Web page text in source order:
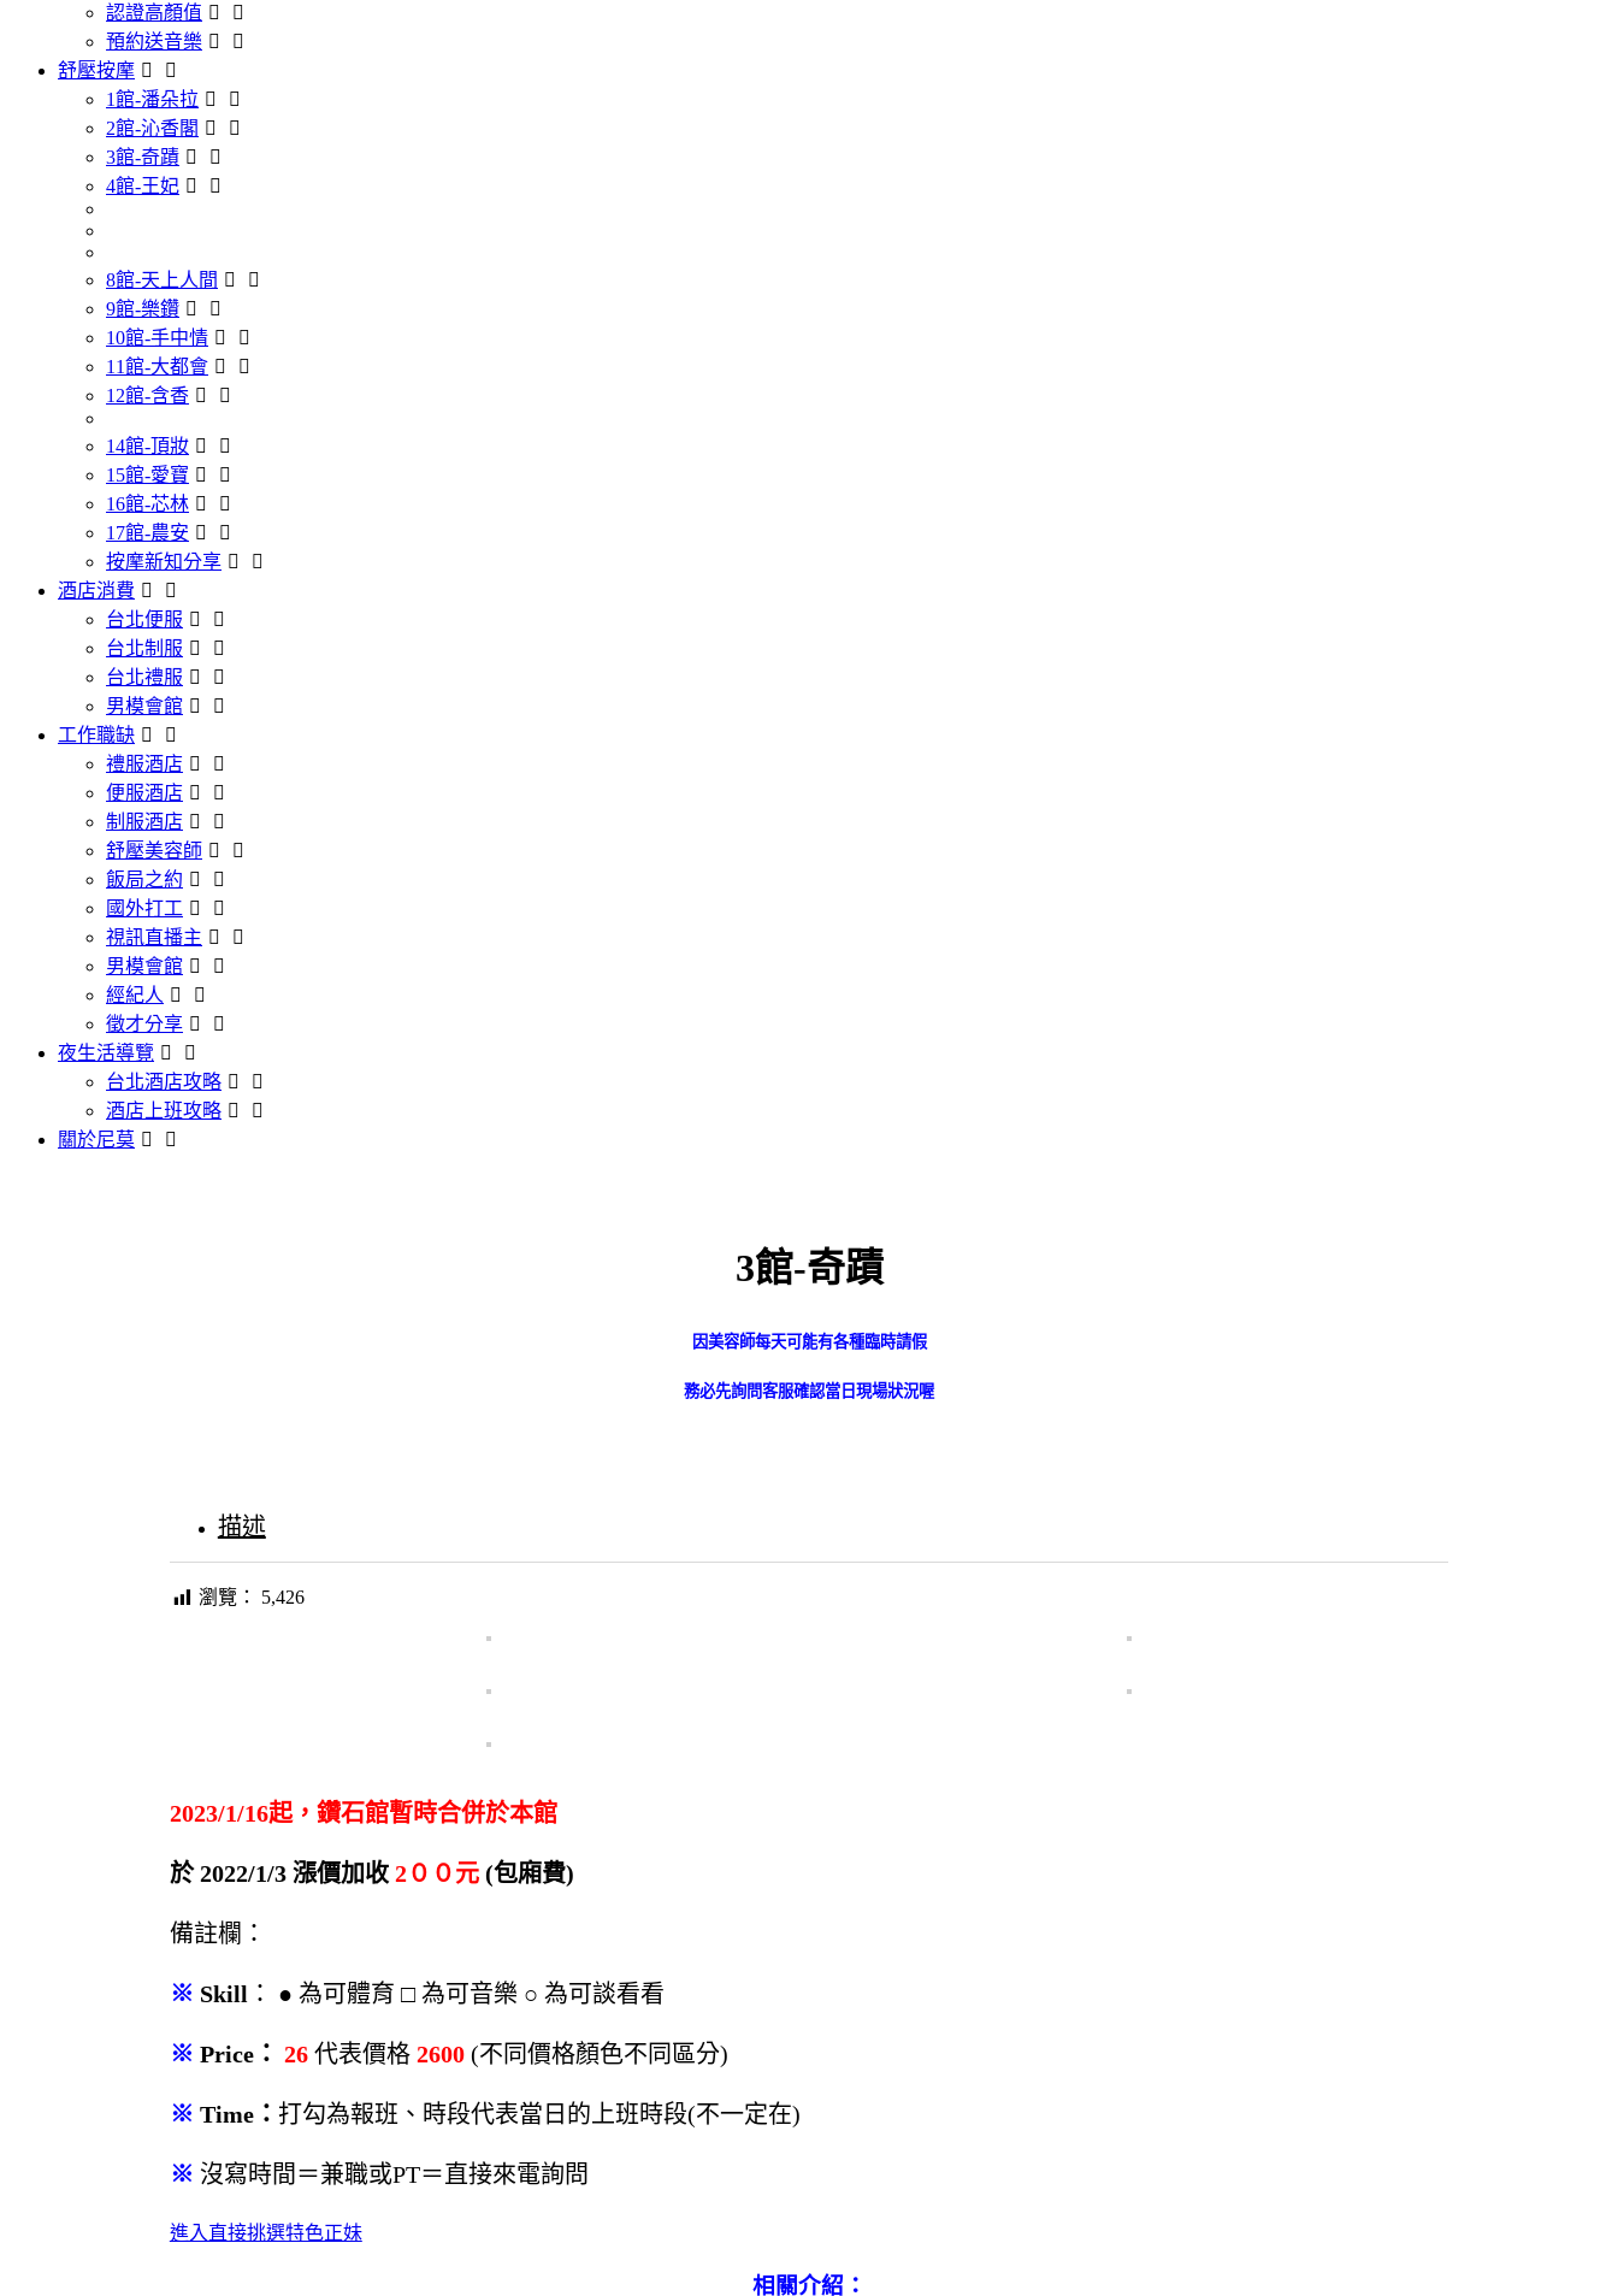
認證高顏值
預約送音樂
舒壓按摩
1館-潘朵拉
2館-沁香閣
3館-奇蹟
4館-王妃
8館-天上人間
9館-樂鑽
10館-手中情
11館-大都會
12館-含香
14館-頂妝
15館-愛寶
16館-芯林
17館-農安
按摩新知分享
酒店消費
台北便服
台北制服
台北禮服
男模會館
工作職缺
禮服酒店
便服酒店
制服酒店
舒壓美容師
飯局之約
國外打工
視訊直播主
男模會館
經紀人
徵才分享
夜生活導覽
台北酒店攻略
酒店上班攻略
關於尼莫
3館-奇蹟
因美容師每天可能有各種臨時請假
務必先詢問客服確認當日現場狀況喔
描述
瀏覽： 5,426
2023/1/16起，鑽石館暫時合併於本館
於 2022/1/3 漲價加收 2００元(包廂費)
備註欄：
※ Skill ： ● 為可體育 □ 為可音樂 ○ 為可談看看
※ Price： 26 代表價格 2600 (不同價格顏色不同區分)
※ Time： 打勾為報班、時段代表當日的上班時段(不一定在)
※ 沒寫時間＝兼職或PT＝直接來電詢問
進入直接挑選特色正妹
相關介紹：